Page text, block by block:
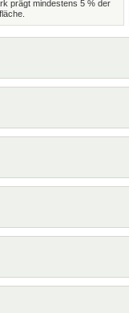
prägt mindestens 5 % der